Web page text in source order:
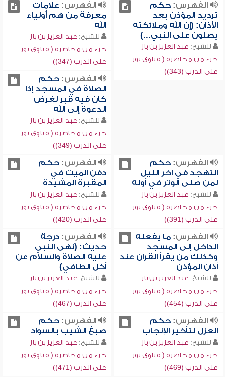
الفهرس:حكم
ترديد المؤذن بعد
الأذان: (إن الله وملائكته
يصلون على النبي...)
للشيخ: عبد العزيز بن باز
جزء من محاضرة ( فتاوى نور
على الدرب (343))
الفهرس: علامات
معرفة من هم أولياء
الله
للشيخ: عبد العزيز بن باز
جزء من محاضرة ( فتاوى نور
على الدرب (347))
الفهرس:حكم
الصلاة في المسجد إذا
كان فيه قبر لغرض
الدعوة إلى الله
للشيخ: عبد العزيز بن باز
جزء من محاضرة ( فتاوى نور
على الدرب (349))
الفهرس:حكم
التهجد في آخر الليل
لمن صلى الوتر في أوله
للشيخ: عبد العزيز بن باز
جزء من محاضرة ( فتاوى نور
على الدرب (391))
الفهرس:حكم
دفن الميت في
المقبرة المشيدة
للشيخ: عبد العزيز بن باز
جزء من محاضرة ( فتاوى نور
على الدرب (420))
الفهرس:ما يفعله
الداخل إلى المسجد
وكذلك من يقرأ القرآن عند
أذان المؤذن
للشيخ: عبد العزيز بن باز
جزء من محاضرة ( فتاوى نور
على الدرب (454))
الفهرس:درجة
حديث: (نهى النبي
عليه الصلاة والسلام عن
أكل الطافي)
للشيخ: عبد العزيز بن باز
جزء من محاضرة ( فتاوى نور
على الدرب (467))
الفهرس:حكم
العزل لتأخير الإنجاب
للشيخ: عبد العزيز بن باز
جزء من محاضرة ( فتاوى نور
على الدرب (469))
الفهرس:حكم
صبغ الشيب بالسواد
للشيخ: عبد العزيز بن باز
جزء من محاضرة ( فتاوى نور
على الدرب (471))